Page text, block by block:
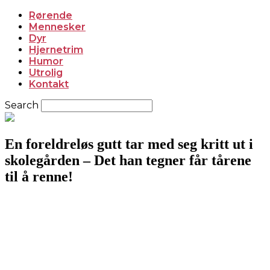
Rørende
Mennesker
Dyr
Hjernetrim
Humor
Utrolig
Kontakt
Search
En foreldreløs gutt tar med seg kritt ut i
skolegården – Det han tegner får tårene
til å renne!